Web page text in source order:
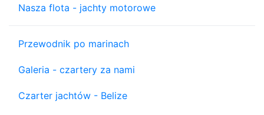
Nasza flota - jachty motorowe
Przewodnik po marinach
Galeria - czartery za nami
Czarter jachtów - Belize